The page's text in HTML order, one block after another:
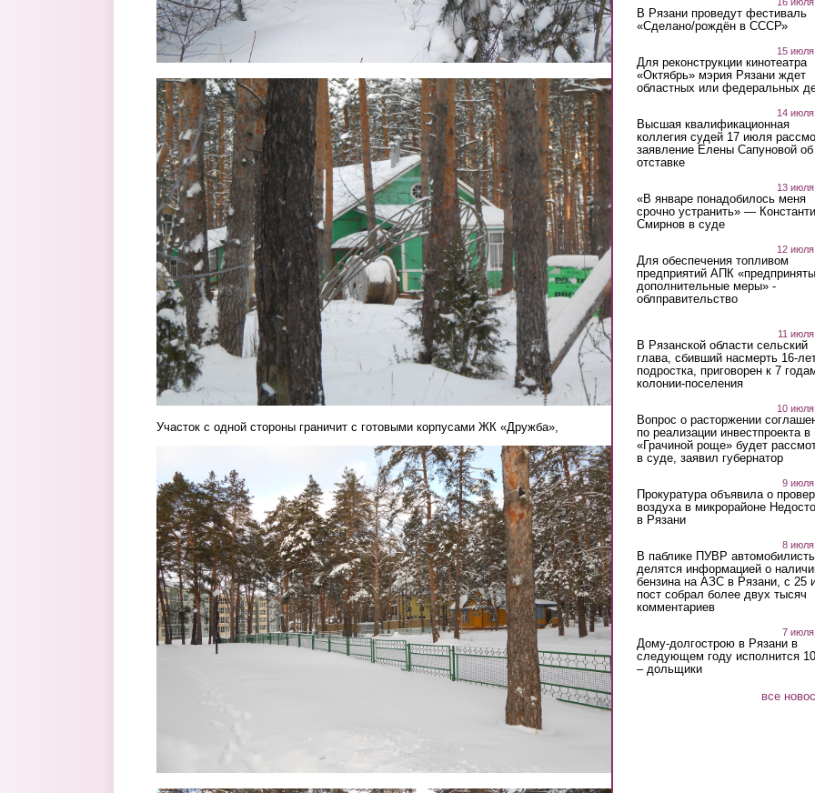
12.jpg
Участок с одной стороны граничит с готовыми корпусами ЖК «Дружба»,
В Рязани проведут фестиваль
«Сделано/рождён в СССР»
15
Для реконструкции кинотеатра
«Октябрь» мэрия Рязани ждет
областных или федеральных
14
Высшая квалификационная
коллегия судей 17 июля
заявление Елены Сапуновой об
отставке
13
«В январе понадобилось меня
срочно устранить» —
Смирнов в суде
12
Для обеспечения топливом
предприятий АПК «предприняты
дополнительные меры» -
облправительство
11
В Рязанской области сельский
глава, сбивший насмерть 16-
подростка, приговорен к 7
колонии-поселения
10
Вопрос о расторжении
по реализации инвестпроекта в
«Грачиной роще» будет
в суде, заявил губернатор
9 июля
Прокуратура объявила о
воздуха в микрорайоне
в Рязани
8 июля
В паблике ПУВР
делятся информацией о
бензина на АЗС в Рязани, с 25
пост собрал более двух тысяч
комментариев
7 июля
Дому-долгострою в Рязани в
следующем году исполнится
– дольщики
все